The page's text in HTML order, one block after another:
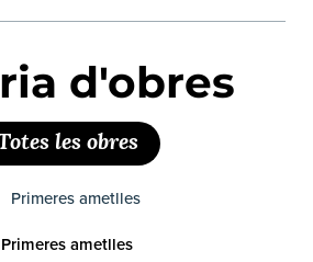
d'obres
les obres
Primeres ametlles